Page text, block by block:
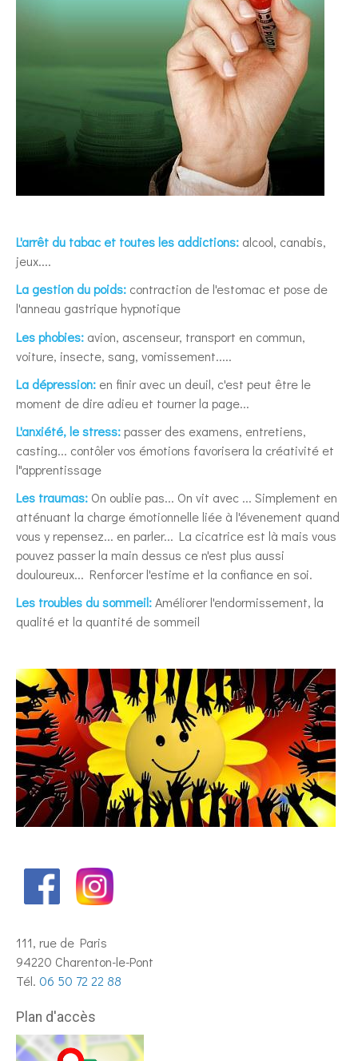
L'arrêt du tabac et toutes les addictions: alcool, canabis,
jeux....
La gestion du poids: contraction de l'estomac et pose de
l'anneau gastrique hypnotique
Les phobies: avion, ascenseur, transport en commun,
voiture, insecte, sang, vomissement.....
La dépression: en finir avec un deuil, c'est peut être le
moment de dire adieu et tourner la page...
L'anxiété, le stress: passer des examens, entretiens,
casting... contôler vos émotions favorisera la créativité et
l"apprentissage
Les traumas: On oublie pas... On vit avec ... Simplement en
atténuant la charge émotionnelle liée à l'évenement quand
vous y repensez... en parler... La cicatrice est là mais vous
pouvez passer la main dessus ce n'est plus aussi
douloureux... Renforcer l'estime et la confiance en soi.
Les troubles du sommeil:Améliorer l'endormissement, la
qualité et la quantité de sommeil
111, rue de Paris
94220 Charenton-le-Pont
Tél. 06 50 72 22 88
Plan d'accès